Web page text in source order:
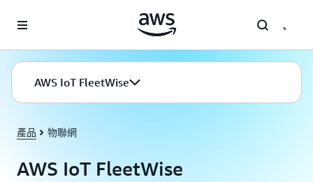
AWS IoT FleetWise
產品 物聯網
AWS IoT FleetWise